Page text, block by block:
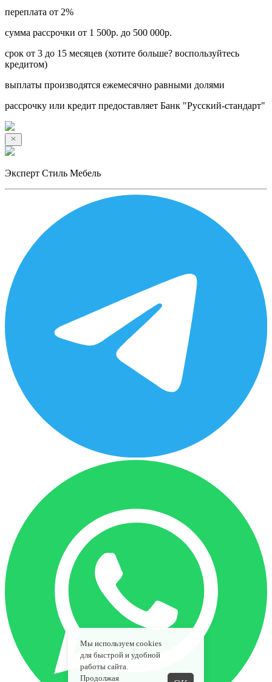
переплата от 2%
сумма рассрочки от 1 500р. до 500 000р.
срок от 3 до 15 месяцев (хотите больше? воспользуйтесь
кредитом)
выплаты производятся ежемесячно равными долями
рассрочку или кредит предоставляет Банк "Русский-стандарт"
Эксперт Стиль Мебель
Мы используем cookies
для быстрой и удобной
работы сайта.
Продолжая